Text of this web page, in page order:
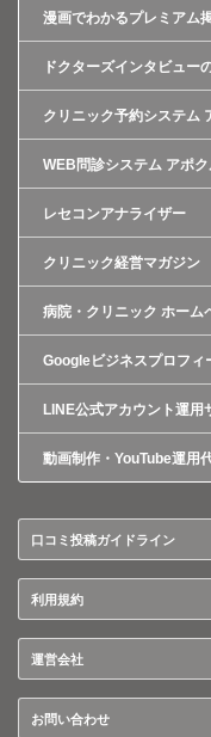
漫画でわかるプレミアム
ドクターズインタビュー
クリニック予約システム
WEB問診システム アポ
レセコンアナライザー
クリニック経営マガジン
病院・クリニック ホーム
Googleビジネスプロフィ
LINE公式アカウント運用
動画制作・YouTube運用
口コミ投稿ガイドライン
利用規約
運営会社
お問い合わせ